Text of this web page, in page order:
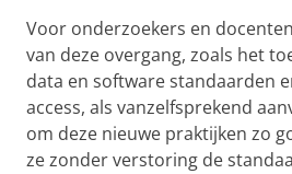
Voor onderzoekers en
van deze overgang, zoals het
data en software standaarden
access, als vanzelfsprekend
om deze nieuwe praktijken zo
ze zonder verstoring de